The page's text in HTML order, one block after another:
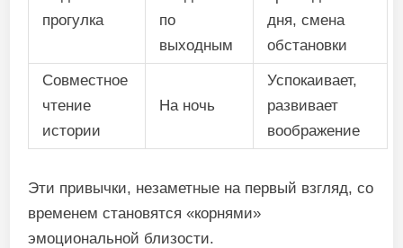
прогулка
по
выходным
дня, смена
обстановки
Совместное
чтение
истории
На ночь
Успокаивает,
развивает
воображение
Эти привычки, незаметные на первый взгляд, со
временем становятся «корнями»
эмоциональной близости.